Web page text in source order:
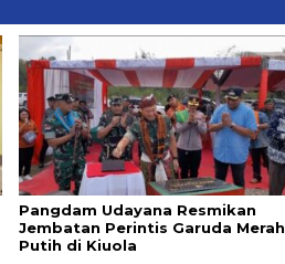
Pangdam Udayana Resmikan
Jembatan Perintis Garuda Merah
Putih di Kiuola